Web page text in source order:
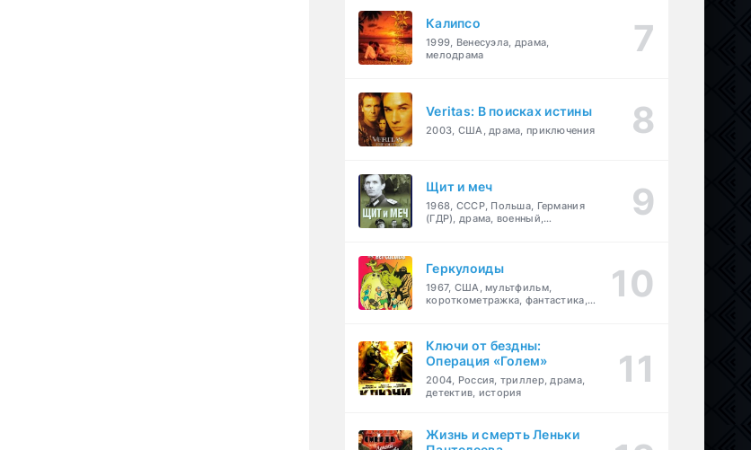
Калипсо
1999, Венесуэла, драма,
мелодрама
Veritas: В поисках истины
2003, США, драма, приключения
Щит и меч
1968, СССР, Польша, Германия
(ГДР), драма, военный,
Геркулоиды
1967, США, мультфильм,
короткометражка, фантастика,
Ключи от бездны:
Операция «Голем»
2004, Россия, триллер, драма,
детектив, история
Жизнь и смерть Леньки